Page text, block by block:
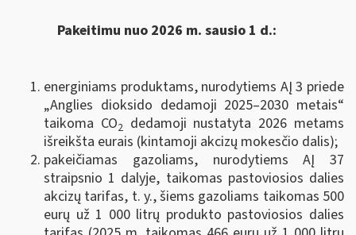
Pakeitimu nuo 2026 m. sausio 1 d.:
energiniams produktams, nurodytiems AĮ 3 priede
„Anglies dioksido dedamoji 2025–2030 metais“
taikoma CO2 dedamoji nustatyta 2026 metams
išreikšta eurais (kintamoji akcizų mokesčio dalis);
pakeičiamas gazoliams, nurodytiems AĮ 37
straipsnio 1 dalyje, taikomas pastoviosios dalies
akcizų tarifas, t. y., šiems gazoliams taikomas 500
eurų už 1 000 litrų produkto pastoviosios dalies